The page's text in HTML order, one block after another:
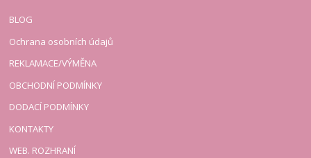
BLOG
Ochrana osobních údajů
REKLAMACE/VÝMĚNA
OBCHODNÍ PODMÍNKY
DODACÍ PODMÍNKY
KONTAKTY
WEB. ROZHRANÍ